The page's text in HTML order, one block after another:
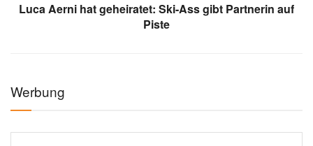
Luca Aerni hat geheiratet: Ski-Ass gibt Partnerin auf
Piste
Werbung